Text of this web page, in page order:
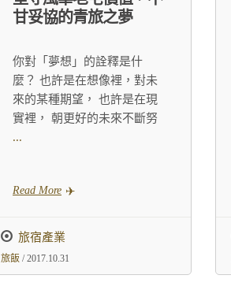
甘妥協的青旅之夢
你對「夢想」的詮釋是什
麼？ 也許是在想像裡，對未
來的某種期望， 也許是在現
實裡， 朝更好的未來不斷努
...
Read More
旅宿產業
旅飯 / 2017.10.31